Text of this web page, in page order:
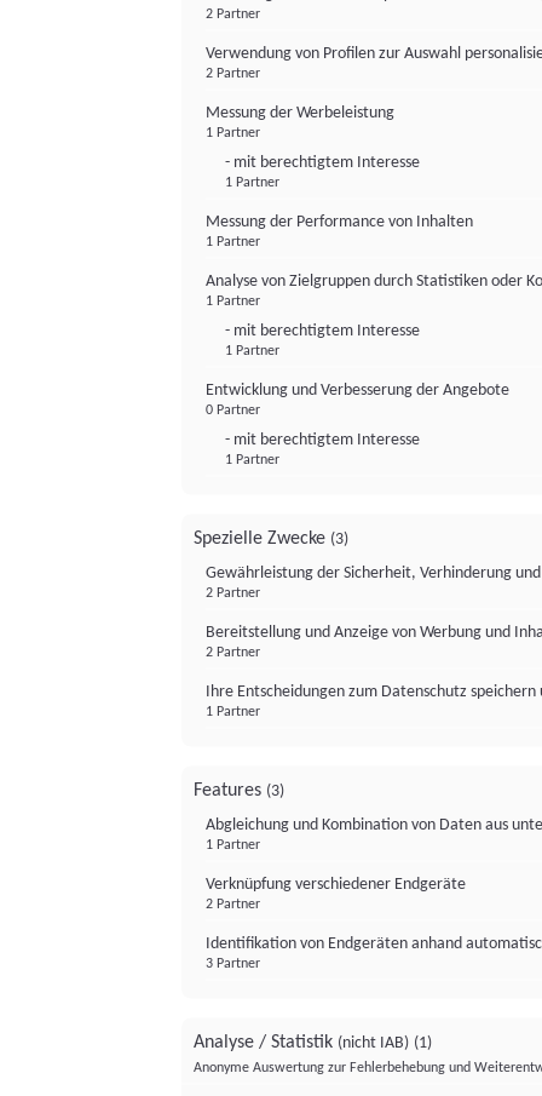
2 Partner
Verwendung von Profilen zur Auswahl
2 Partner
Messung der Werbeleistung
1 Partner
- mit berechtigtem Interesse
1 Partner
Messung der Performance von Inhalten
1 Partner
Analyse von Zielgruppen durch Statistiken oder
1 Partner
- mit berechtigtem Interesse
1 Partner
Entwicklung und Verbesserung der Angebote
0 Partner
- mit berechtigtem Interesse
1 Partner
Spezielle Zwecke (3)
Gewährleistung der Sicherheit, Verhinderung
2 Partner
Bereitstellung und Anzeige von Werbung und
2 Partner
Ihre Entscheidungen zum Datenschutz
1 Partner
Features (3)
Abgleichung und Kombination von Daten aus
1 Partner
Verknüpfung verschiedener Endgeräte
2 Partner
Identifikation von Endgeräten anhand
3 Partner
Analyse / Statistik (nicht IAB) (1)
Anonyme Auswertung zur Fehlerbehebung und